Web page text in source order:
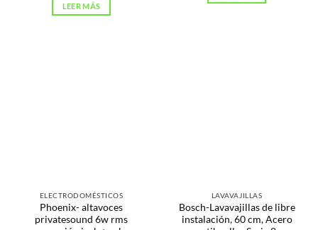
LEER MÁS
ELECTRODOMÉSTICOS
Phoenix- altavoces
privatesound 6w rms
LAVAVAJILLAS
Bosch-Lavavajillas de libre
instalación, 60 cm, Acero